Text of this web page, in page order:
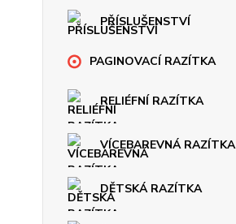
PŘÍSLUŠENSTVÍ
PAGINOVACÍ RAZÍTKA
RELIÉFNÍ RAZÍTKA
VÍCEBAREVNÁ RAZÍTKA
DĚTSKÁ RAZÍTKA